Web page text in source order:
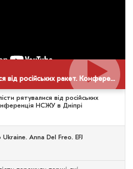
Як журналісти рятувалися від російських ракет. Конференція НСЖУ в Дніпрі
рятувалися від російських
НСЖУ в Дніпрі
Anna Del Freo. EFJ